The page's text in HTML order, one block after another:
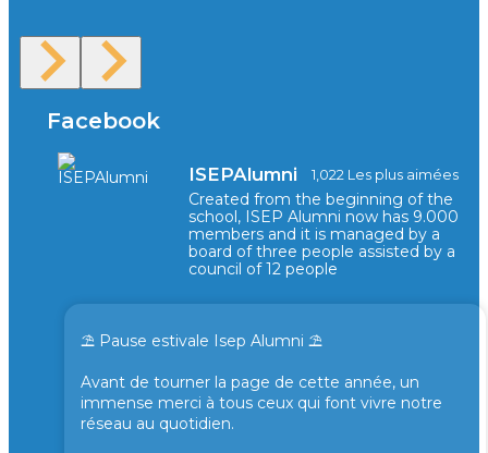
Facebook
ISEPAlumni 1,022 Les plus aimées
Created from the beginning of the
school, ISEP Alumni now has 9.000
members and it is managed by a
board of three people assisted by a
council of 12 people
⛱️ Pause estivale Isep Alumni ⛱️
Avant de tourner la page de cette année, un
immense merci à tous ceux qui font vivre notre
réseau au quotidien.